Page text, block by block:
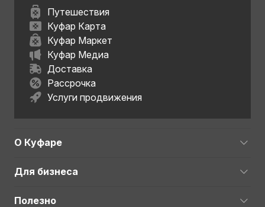
Путешествия
Куфар Карта
Куфар Маркет
Куфар Медиа
Доставка
Рассрочка
Услуги продвижения
О Куфаре
Для бизнеса
Полезно